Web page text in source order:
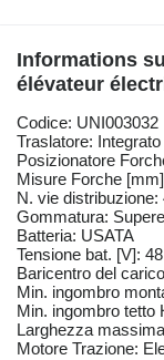
Informations
élévateur
Codice: UNI003032
Traslatore: Integrato
Posizionatore
Misure Forche
N. vie distribuzione:
Gommatura:
Batteria: USATA
Tensione bat. [V]: 48
Baricentro del
Min. ingombro
Min. ingombro tetto
Larghezza
Motore Trazione: